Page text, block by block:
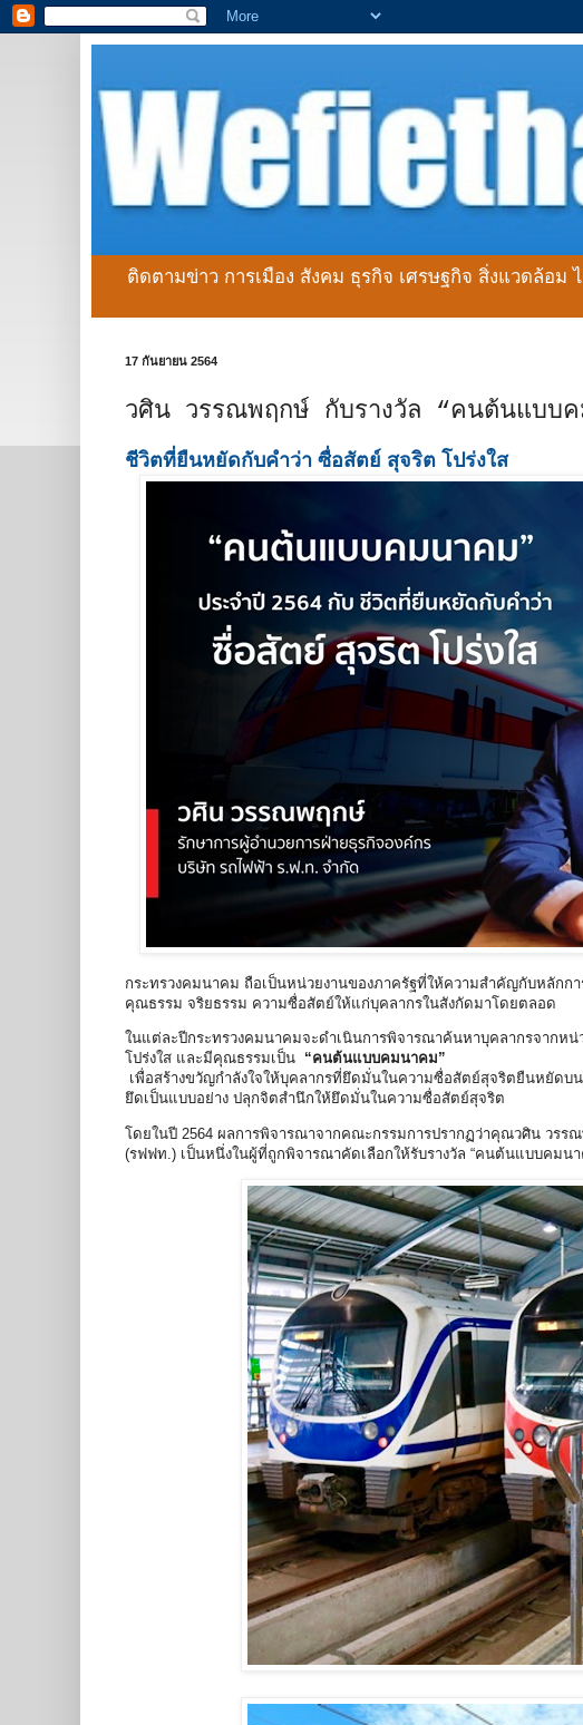
ติดตามข่าว การเมือง สังคม ธุรกิจ เศรษฐกิจ สิ่งแวดล้อม
17 กันยายน 2564
วศิน วรรณพฤกษ์ กับรางวัล “คนต้นแบบ
ชีวิตที่ยืนหยัดกับคำว่า ซื่อสัตย์ สุจริต โปร่งใส
กระทรวงคมนาคม ถือเป็นหน่วยงานของภาครัฐที่ให้ความสำคัญกับหลัก
คุณธรรม จริยธรรม ความซื่อสัตย์ให้แก่บุคลากรในสังกัดมาโดยตลอด
ในแต่ละปีกระทรวงคมนาคมจะดำเนินการพิจารณาค้นหาบุคลากรจากห
โปร่งใส และมีคุณธรรมเป็น “คนต้นแบบคมนาคม”
เพื่อสร้างขวัญกำลังใจให้บุคลากรที่ยึดมั่นในความซื่อสัตย์สุจริตยืนหยัดบ
ยึดเป็นแบบอย่าง ปลุกจิตสำนึกให้ยึดมั่นในความซื่อสัตย์สุจริต
โดยในปี 2564 ผลการพิจารณาจากคณะกรรมการปรากฏว่าคุณวศิน วร
(รฟฟท.) เป็นหนึ่งในผู้ที่ถูกพิจารณาคัดเลือกให้รับรางวัล “คนต้นแบบคมนา